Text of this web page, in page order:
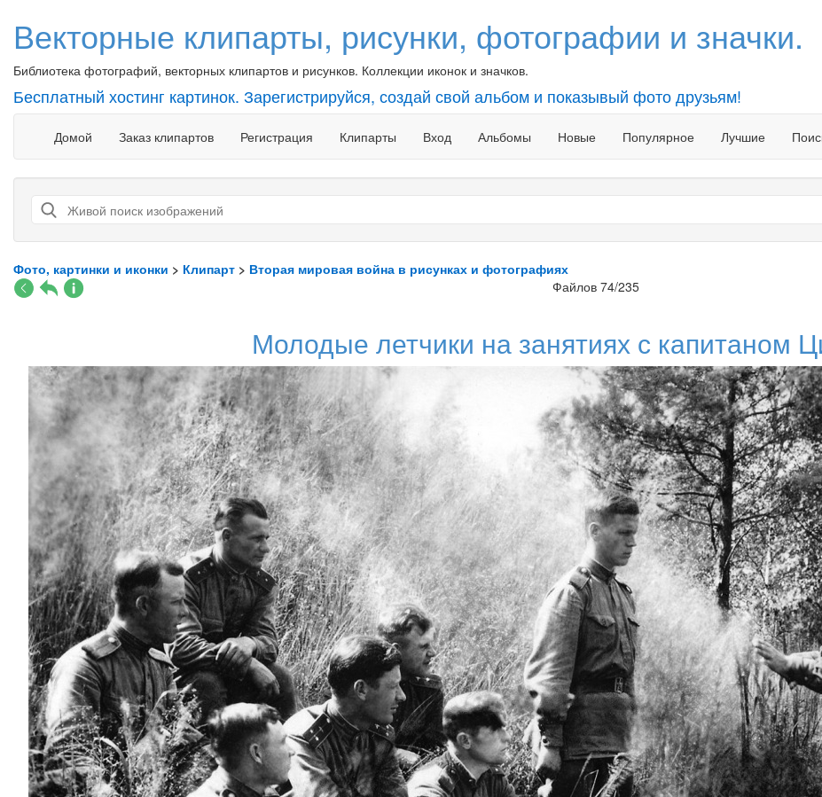
Векторные клипарты, рисунки, фотографии и значки.
Библиотека фотографий, векторных клипартов и рисунков. Коллекции иконок и значков.
Бесплатный хостинг картинок. Зарегистрируйся, создай свой альбом и показывый фото друзьям!
Домой Заказ клипартов Регистрация Клипарты Вход Альбомы Новые Популярное Лучшие
Фото, картинки и иконки > Клипарт > Вторая мировая война в рисунках и фотографиях
Файлов 74/235
Молодые летчики на занятиях с капитаном